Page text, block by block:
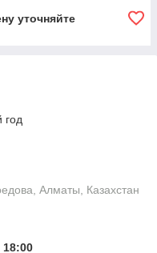
уточняйте
год
Алматы, Казахстан
18:00